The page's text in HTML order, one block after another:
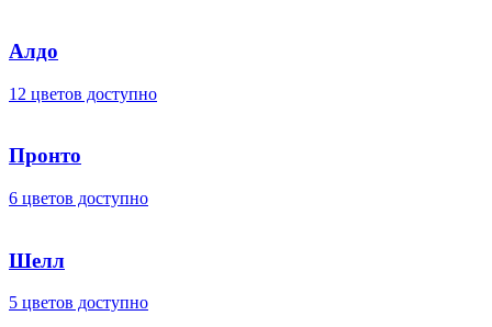
Алдо
12 цветов доступно
Пронто
6 цветов доступно
Шелл
5 цветов доступно